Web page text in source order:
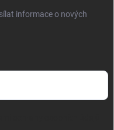
informace o nových